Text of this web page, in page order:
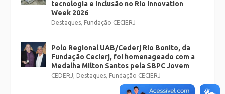
tecnologia e inclusão no Rio Innovation
Week 2026
Destaques, Fundação CECIERJ
Polo Regional UAB/Cederj Rio Bonito, da
Fundação Cecierj, foi homenageado com a
Medalha Milton Santos pela SBPC Jovem
CEDERJ, Destaques, Fundação CECIERJ